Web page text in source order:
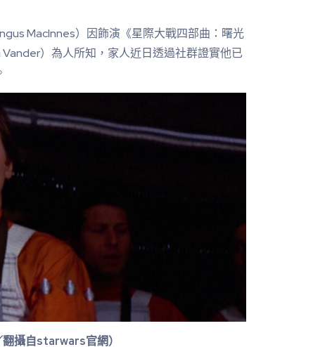
MacInnes）因飾演《星際大戰四部曲：曙光
）為人所知，家人近日透過社群證實他已
攝自starwars官網）